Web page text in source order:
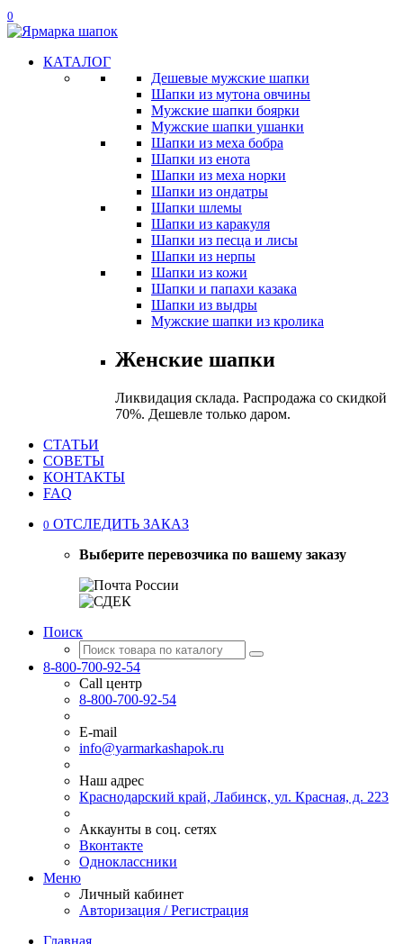
0
КАТАЛОГ
Дешевые мужские шапки
Шапки из мутона овчины
Мужские шапки боярки
Мужские шапки ушанки
Шапки из меха бобра
Шапки из енота
Шапки из меха норки
Шапки из ондатры
Шапки шлемы
Шапки из каракуля
Шапки из песца и лисы
Шапки из нерпы
Шапки из кожи
Шапки и папахи казака
Шапки из выдры
Мужские шапки из кролика
Женские шапки
Ликвидация склада. Распродажа со скидкой
70%. Дешевле только даром.
СТАТЬИ
СОВЕТЫ
КОНТАКТЫ
FAQ
0 ОТСЛЕДИТЬ ЗАКАЗ
Выберите перевозчика по вашему заказу
Поиск
8-800-700-92-54
Call центр
8-800-700-92-54
E-mail
info@yarmarkashapok.ru
Наш адрес
Краснодарский край, Лабинск, ул. Красная, д. 223
Аккаунты в соц. сетях
Вконтакте
Одноклассники
Меню
Личный кабинет
Авторизация / Регистрация
Главная